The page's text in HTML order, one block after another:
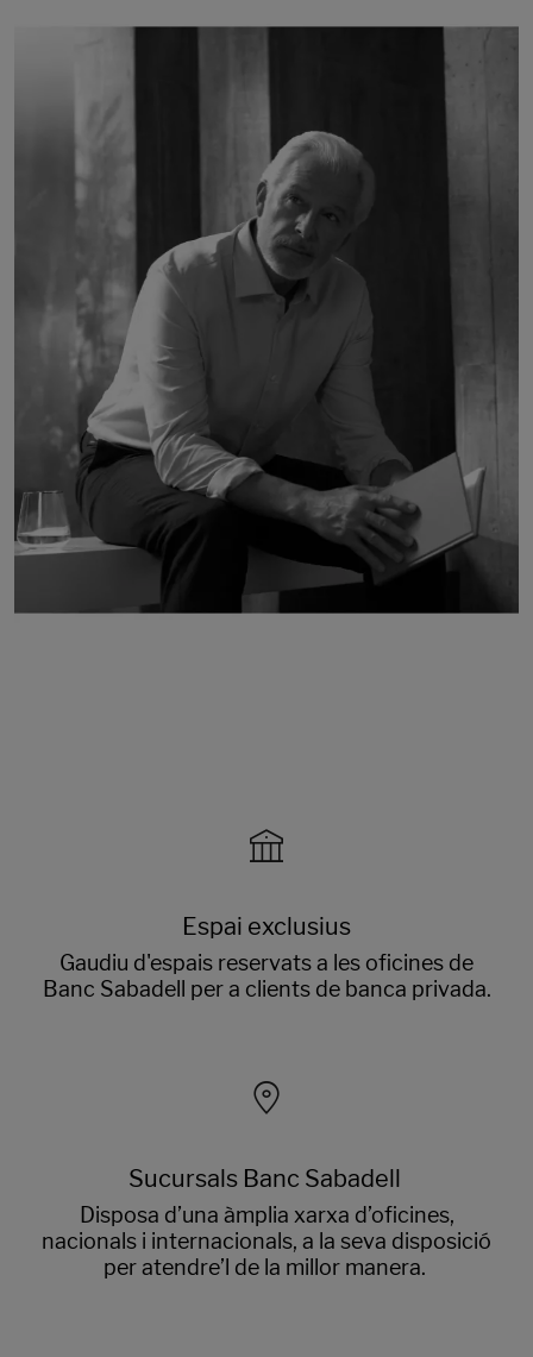
Espai exclusius
Gaudiu d'espais reservats a les oficines de
Banc Sabadell per a clients de banca privada.
Sucursals Banc Sabadell
Disposa d’una àmplia xarxa d’oficines,
nacionals i internacionals, a la seva disposició
per atendre’l de la millor manera.